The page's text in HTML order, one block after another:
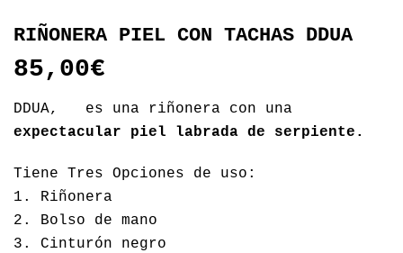
RIÑONERA PIEL CON TACHAS DDUA
85,00€
DDUA, es una riñonera con una
expectacular piel labrada de serpiente.
Tiene Tres Opciones de uso:
1. Riñonera
2. Bolso de mano
3. Cinturón negro